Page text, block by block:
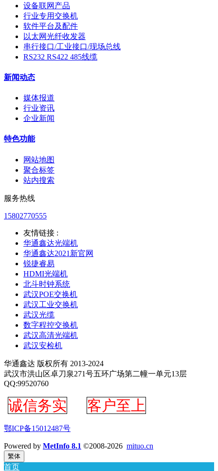
设备联网产品
行业专用交换机
软件平台及配件
以太网光纤收发器
串行接口/工业接口/现场总线
RS232 RS422 485线缆
新闻动态
媒体报道
行业资讯
企业新闻
特色功能
网站地图
聚合标签
站内搜索
服务热线
15802770555
友情链接 :
华通鑫达光端机
华通鑫达2021新官网
锐捷睿易
HDMI光端机
北斗时钟系统
武汉POE交换机
武汉工业交换机
武汉光缆
数字程控交换机
武汉高清光端机
武汉安检机
华通鑫达 版权所有 2013-2024
武汉市洪山区卓刀泉271号五环广场第二幢一单元13层
QQ:99520760
诚信务实 客户至上
鄂ICP备15012487号
Powered by MetInfo 8.1 ©2008-2026 mituo.cn
繁体
首页